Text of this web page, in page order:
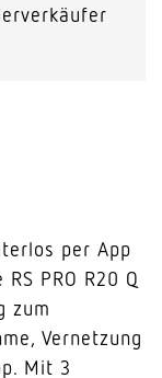
per App
PRO R20 Q
zum
Vernetzung
Mit 3